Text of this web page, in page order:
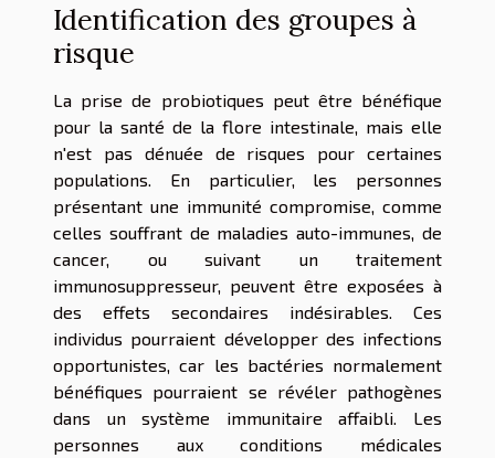
Identification des groupes à
risque
La prise de probiotiques peut être bénéfique
pour la santé de la flore intestinale, mais elle
n'est pas dénuée de risques pour certaines
populations. En particulier, les personnes
présentant une immunité compromise, comme
celles souffrant de maladies auto-immunes, de
cancer, ou suivant un traitement
immunosuppresseur, peuvent être exposées à
des effets secondaires indésirables. Ces
individus pourraient développer des infections
opportunistes, car les bactéries normalement
bénéfiques pourraient se révéler pathogènes
dans un système immunitaire affaibli. Les
personnes aux conditions médicales